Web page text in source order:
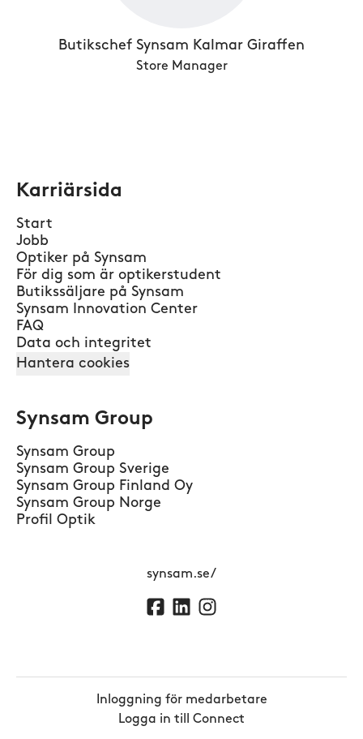
Butikschef Synsam Kalmar Giraffen
Store Manager
Karriärsida
Start
Jobb
Optiker på Synsam
För dig som är optikerstudent
Butikssäljare på Synsam
Synsam Innovation Center
FAQ
Data och integritet
Hantera cookies
Synsam Group
Synsam Group
Synsam Group Sverige
Synsam Group Finland Oy
Synsam Group Norge
Profil Optik
synsam.se/
Inloggning för medarbetare
Logga in till Connect